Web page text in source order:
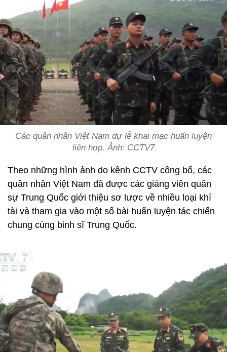
Các quân nhân Việt Nam dự lễ khai mạc huấn luyện
liên hợp. Ảnh: CCTV7
Theo những hình ảnh do kênh CCTV công bố, các
quân nhân Việt Nam đã được các giảng viên quân
sự Trung Quốc giới thiệu sơ lược về nhiều loại khí
tài và tham gia vào một số bài huấn luyện tác chiến
chung cùng binh sĩ Trung Quốc.